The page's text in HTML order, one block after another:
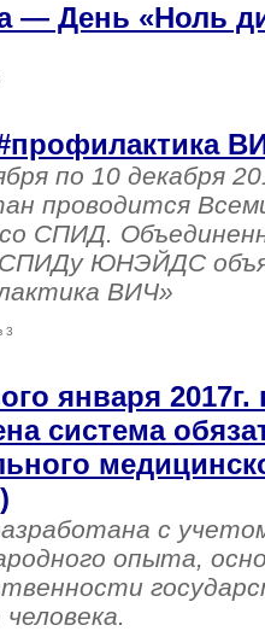
— День «Ноль
по 10 декабря
проводится
СПИД.
ЮНЭЙДС
ВИЧ»
3
января 2017г.
система
с
опыта,